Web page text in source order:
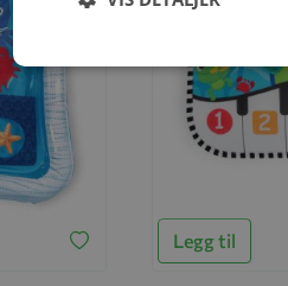
Legg til